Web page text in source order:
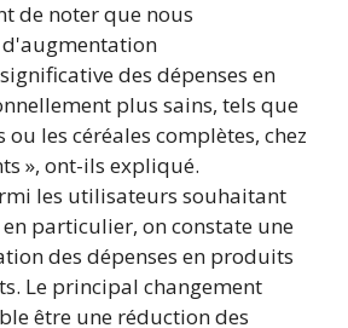
de noter que nous
d'augmentation
des dépenses en
plus sains, tels que
les céréales complètes, chez
», ont-ils expliqué.
les utilisateurs souhaitant
particulier, on constate une
des dépenses en produits
Le principal changement
être une réduction des